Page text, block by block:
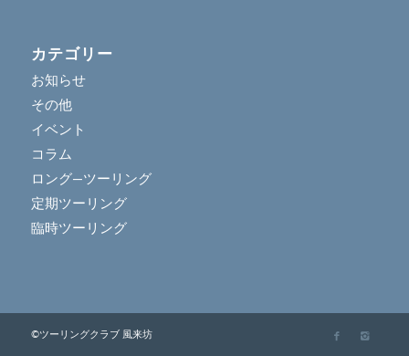
カテゴリー
お知らせ
その他
イベント
コラム
ロング―ツーリング
定期ツーリング
臨時ツーリング
©ツーリングクラブ 風来坊